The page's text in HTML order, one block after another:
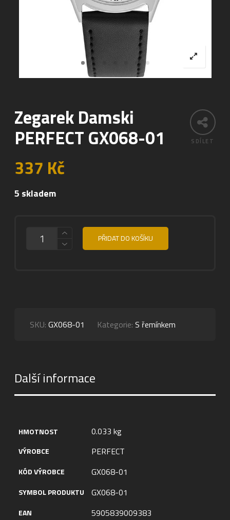
SDÍLET
Zegarek Damski
PERFECT GX068-01
337 Kč
5 skladem
PŘIDAT DO KOŠÍKU
SKU:GX068-01 Kategorie:S řemínkem
Další informace
HMOTNOST 0.033 kg
VÝROBCE PERFECT
KÓD VÝROBCE GX068-01
SYMBOL PRODUKTU GX068-01
EAN 5905839009383